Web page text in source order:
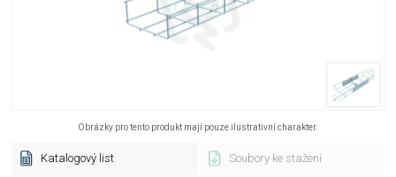
Obrázky pro tento produkt mají pouze ilustrativní charakter.
Katalogový list Soubory ke stažení